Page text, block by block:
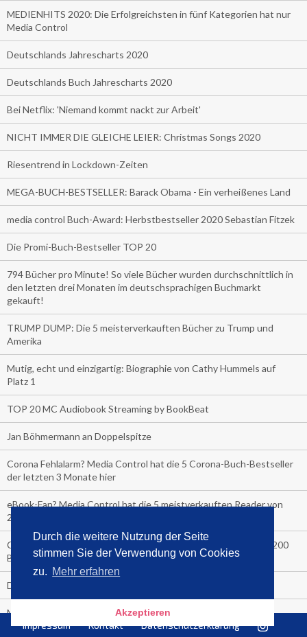
Durch die weitere Nutzung der Seite
stimmen Sie der Verwendung von Cookies
zu. Mehr erfahren
Akzeptieren
MEDIENHITS 2020: Die Erfolgreichsten in fünf Kategorien hat nur
Media Control
Deutschlands Jahrescharts 2020
Deutschlands Buch Jahrescharts 2020
Bei Netflix: 'Niemand kommt nackt zur Arbeit'
NICHT IMMER DIE GLEICHE LEIER: Christmas Songs 2020
Riesentrend in Lockdown-Zeiten
MEGA-BUCH-BESTSELLER: Barack Obama - Ein verheißenes Land
media control Buch-Award: Herbstbestseller 2020 Sebastian Fitzek
Die Promi-Buch-Bestseller TOP 20
794 Bücher pro Minute! So viele Bücher wurden durchschnittlich in
den letzten drei Monaten im deutschsprachigen Buchmarkt
gekauft!
TRUMP DUMP: Die 5 meisterverkauften Bücher zu Trump und
Amerika
Mutig, echt und einzigartig: Biographie von Cathy Hummels auf
Platz 1
TOP 20 MC Audiobook Streaming by BookBeat
Jan Böhmermann an Doppelspitze
Corona Fehlalarm? Media Control hat die 5 Corona-Buch-Bestseller
der letzten 3 Monate hier
eBook-Fan? Media Control hat die 5 meistverkauften Reader von
2020 und die Top 5 der meistgelesenen eBooks
COVER-CHECK: Die Top Ten Verkäufe letzte Woche an über 200
Bahnhofskiosken
Der Media Control Sommer-Bestseller 2020
Media Control präsentiert den Sommerhit 2020
Impressum Kontakt Datenschutzerklärung